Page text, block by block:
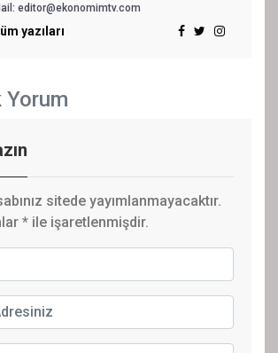
editor@ekonomimtv.com
yazıları
Yorum
sitede yayımlanmayacaktır.
* ile işaretlenmişdir.